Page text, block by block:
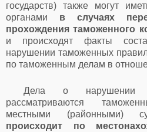
государств) также могут
органами в случаях
прохождения таможенного
и происходят факты
нарушении таможенных
по таможенным делам в
Дела о нарушении
рассматриваются
местными (районными)
происходит по